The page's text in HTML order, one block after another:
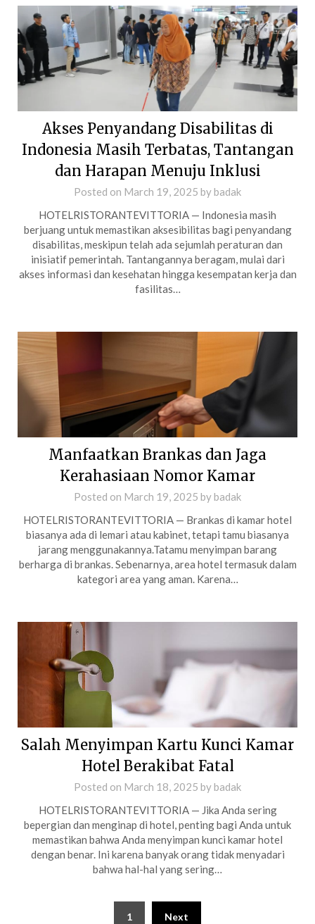
Akses Penyandang Disabilitas di
Indonesia Masih Terbatas, Tantangan
dan Harapan Menuju Inklusi
Posted on March 19, 2025 bybadak
HOTELRISTORANTEVITTORIA — Indonesia masih
berjuang untuk memastikan aksesibilitas bagi penyandang
disabilitas, meskipun telah ada sejumlah peraturan dan
inisiatif pemerintah. Tantangannya beragam, mulai dari
akses informasi dan kesehatan hingga kesempatan kerja dan
fasilitas…
Manfaatkan Brankas dan Jaga
Kerahasiaan Nomor Kamar
Posted on March 19, 2025 bybadak
HOTELRISTORANTEVITTORIA — Brankas di kamar hotel
biasanya ada di lemari atau kabinet, tetapi tamu biasanya
jarang menggunakannya.Tatamu menyimpan barang
berharga di brankas. Sebenarnya, area hotel termasuk dalam
kategori area yang aman. Karena…
Salah Menyimpan Kartu Kunci Kamar
Hotel Berakibat Fatal
Posted on March 18, 2025 bybadak
HOTELRISTORANTEVITTORIA — Jika Anda sering
bepergian dan menginap di hotel, penting bagi Anda untuk
memastikan bahwa Anda menyimpan kunci kamar hotel
dengan benar. Ini karena banyak orang tidak menyadari
bahwa hal-hal yang sering…
1 Next